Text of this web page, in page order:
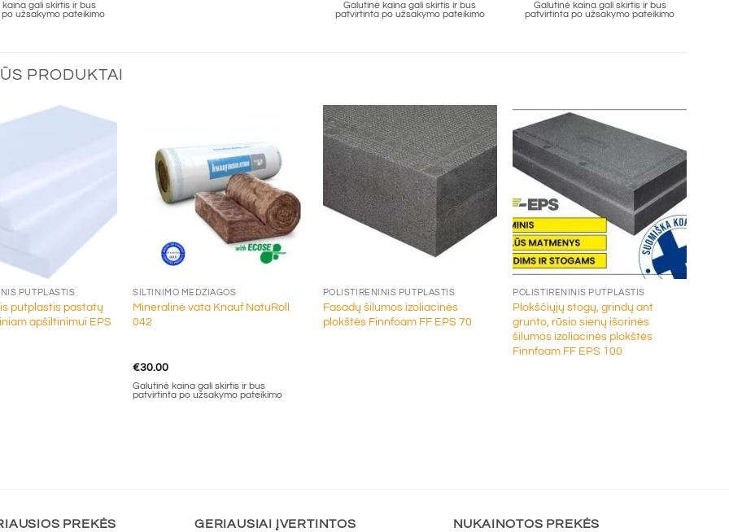
€20.50
through
kaina gali skirtis ir bus
užsakymo pateikimo
Galutinė kaina gali skirtis ir bus
patvirtinta po užsakymo pateikimo
€26.70
through
Galutinė kaina gali skirtis ir bus
patvirtinta po užsakymo pateikimo
PRODUKTAI
PUTPLASTIS
putplastis pastatų
apšiltinimui EPS
ŠILTINIMO MEDŽIAGOS
Mineralinė vata Knauf NatuRoll
042
€30.00
Galutinė kaina gali skirtis ir bus
patvirtinta po užsakymo pateikimo
POLISTIRENINIS PUTPLASTIS
Fasadų šilumos izoliacinės
plokštės Finnfoam FF EPS 70
+
POLISTIRENINIS PUTPLASTIS
Plokščiųjų stogų, grindų ant
grunto, rūsio sienų išorinės
šilumos izoliacinės plokštės
Finnfoam FF EPS 100
PREKĖS GERIAUSIAI ĮVERTINTOS NUKAINOTOS PREKĖS